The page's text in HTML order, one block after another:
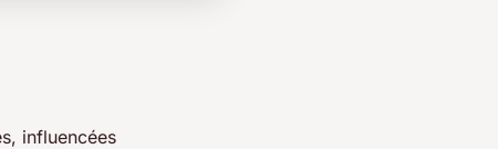
influencées